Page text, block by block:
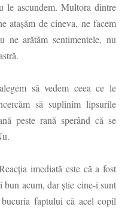
le ascundem. Multora dintre
atașăm de cineva, ne facem
arătăm sentimentele, nu
să vedem ceea ce le
să suplinim lipsurile
peste rană sperând că se
imediată este că a fost
bun acum, dar știe cine-i sunt
faptului că acel copil